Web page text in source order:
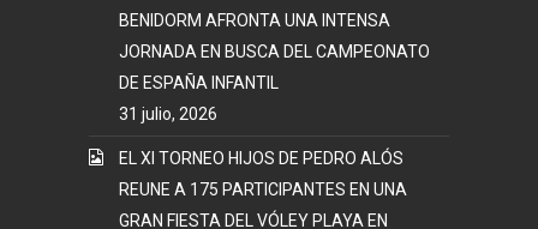
BENIDORM AFRONTA UNA INTENSA
JORNADA EN BUSCA DEL CAMPEONATO
DE ESPAÑA INFANTIL
31 julio, 2026
EL XI TORNEO HIJOS DE PEDRO ALÓS
REUNE A 175 PARTICIPANTES EN UNA
GRAN FIESTA DEL VÓLEY PLAYA EN